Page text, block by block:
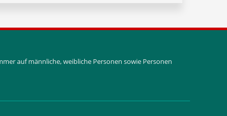
auf männliche, weibliche Personen sowie Personen